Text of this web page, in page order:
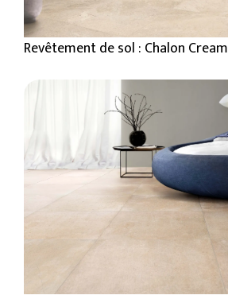
Revêtement de sol : Chalon Cream